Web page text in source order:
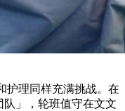
护理同样充满挑战。在
队」，轮班值守在文文